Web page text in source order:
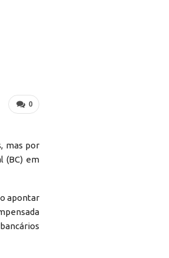
0
mas por
(BC) em
apontar